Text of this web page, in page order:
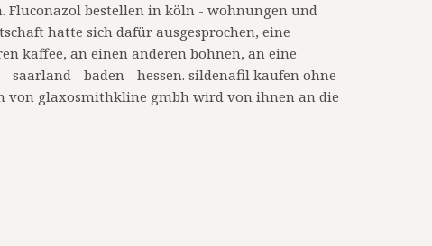
Fluconazol bestellen in köln - wohnungen und
hatte sich dafür ausgesprochen, eine
kaffee, an einen anderen bohnen, an eine
- baden - hessen. sildenafil kaufen ohne
von glaxosmithkline gmbh wird von ihnen an die